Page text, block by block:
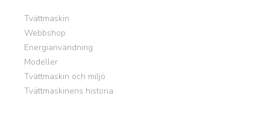
Tvättmaskin
Webbshop
Energianvändning
Modeller
Tvättmaskin och miljö
Tvättmaskinens historia